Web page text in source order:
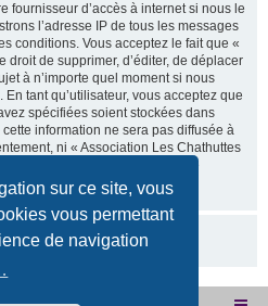
sur ce site, vous
vous permettant
de navigation
fournisseur d’accès à internet si nous le
l’adresse IP de tous les messages
conditions. Vous acceptez le fait que «
droit de supprimer, d’éditer, de déplacer
à n’importe quel moment si nous
tant qu’utilisateur, vous acceptez que
spécifiées soient stockées dans
information ne sera pas diffusée à
ni « Association Les Chathuttes
vos données.